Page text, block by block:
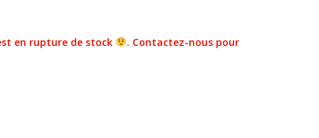
en rupture de stock . Contactez-nous pour